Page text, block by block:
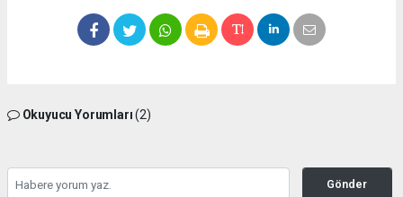
Okuyucu Yorumları(2)
Gönder